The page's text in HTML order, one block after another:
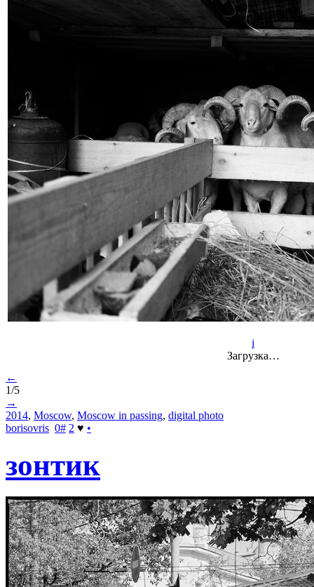
i
Загрузка…
←
1/5
→
2014, Moscow, Moscow in passing, digital photo
borisovris 0# 2 ♥ •
зонтик